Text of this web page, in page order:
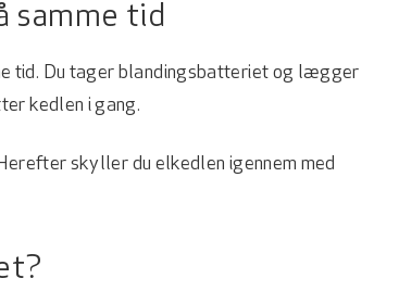
samme tid
tid. Du tager blandingsbatteriet og lægger
kedlen i gang.
skyller du elkedlen igennem med